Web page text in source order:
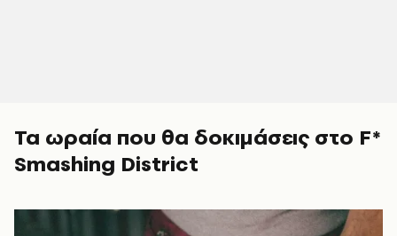
Τα ωραία που θα δοκιμάσεις στο F*
Smashing District